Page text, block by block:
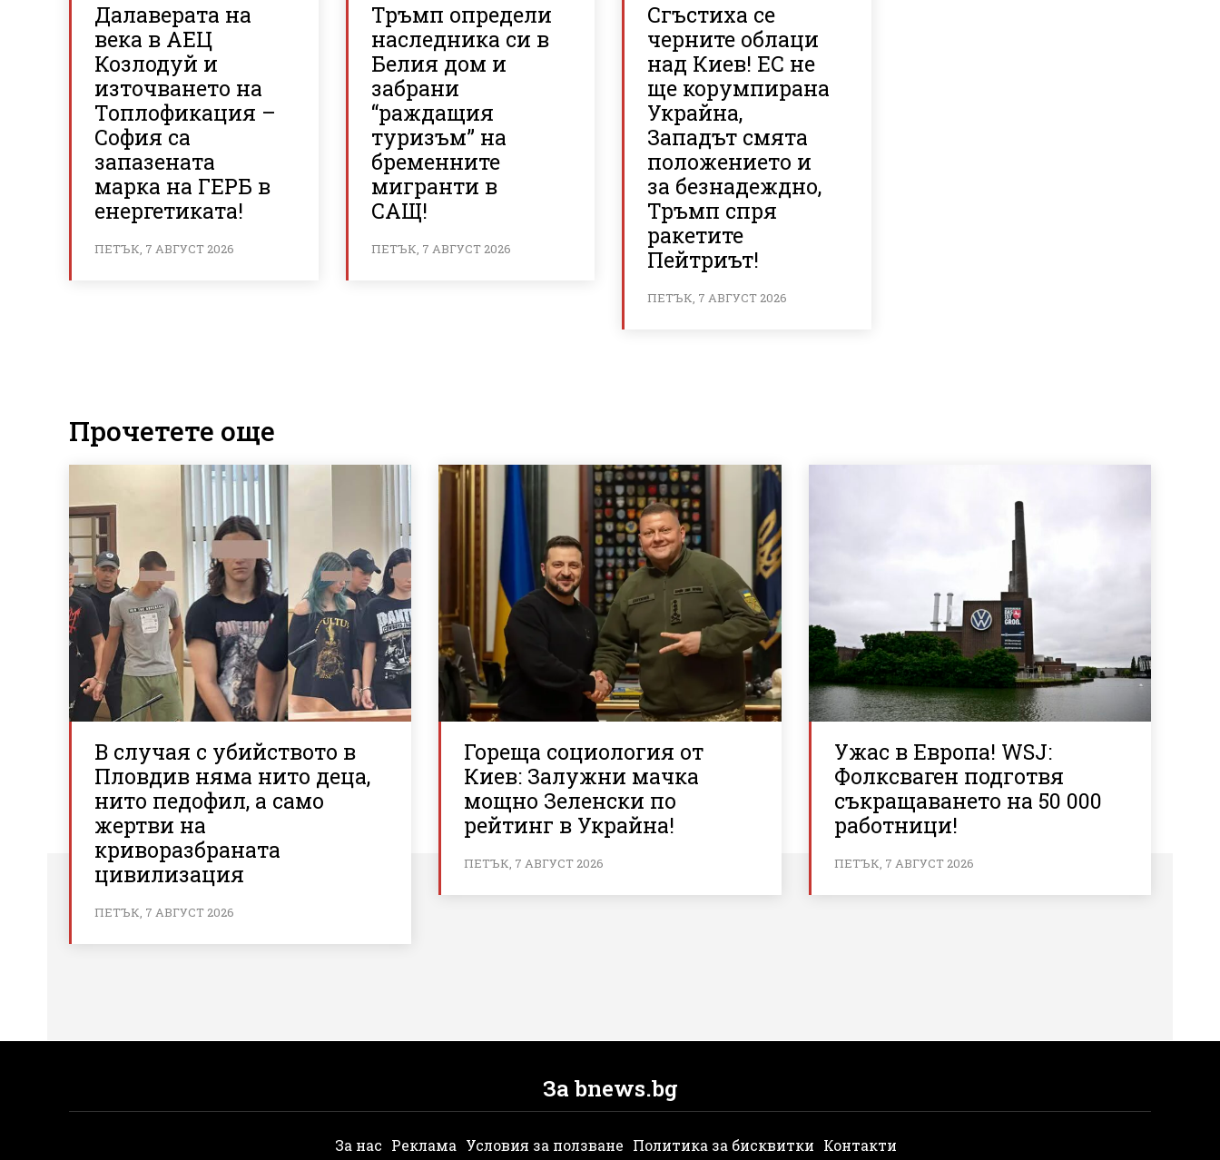
Далаверата на
века в АЕЦ
Козлодуй и
източването на
Топлофикация –
София са
запазената
марка на ГЕРБ в
енергетиката!
ПЕТЪК, 7 АВГУСТ 2026
Тръмп определи
наследника си в
Белия дом и
забрани
“раждащия
туризъм” на
бременните
мигранти в
САЩ!
ПЕТЪК, 7 АВГУСТ 2026
Сгъстиха се
черните облаци
над Киев! ЕС не
ще корумпирана
Украйна,
Западът смята
положението и
за безнадеждно,
Тръмп спря
ракетите
Пейтриът!
ПЕТЪК, 7 АВГУСТ 2026
Прочетете още
В случая с убийството в
Пловдив няма нито деца,
нито педофил, а само
жертви на
криворазбраната
цивилизация
ПЕТЪК, 7 АВГУСТ 2026
Гореща социология от
Киев: Залужни мачка
мощно Зеленски по
рейтинг в Украйна!
ПЕТЪК, 7 АВГУСТ 2026
Ужас в Европа! WSJ:
Фолксваген подготвя
съкращаването на 50 000
работници!
ПЕТЪК, 7 АВГУСТ 2026
За bnews.bg
За нас Реклама Условия за ползване Политика за бисквитки Контакти